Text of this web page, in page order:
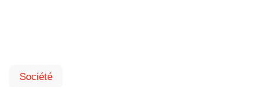
Société